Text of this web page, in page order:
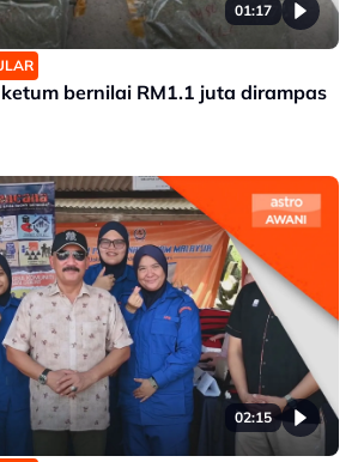
01:17
bernilai RM1.1 juta dirampas
02:15